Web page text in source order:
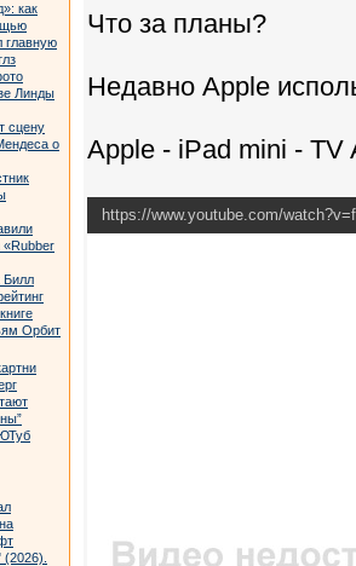
как
главную
Линды
сцену
о
«Rubber
Билл
Орбит
Что за планы?
Недавно Apple
Apple - iPad mini - TV
https://www.youtube.com/